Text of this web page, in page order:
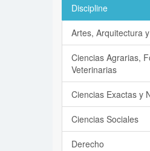
Discipline
Artes, Arquitectura
Ciencias Agrarias,
Veterinarias
Ciencias Exactas y
Ciencias Sociales
Derecho